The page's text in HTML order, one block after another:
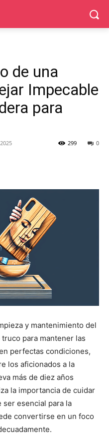
de una
Impecable
para
0
299
y mantenimiento del
para mantener las
perfectas condiciones,
los aficionados a la
más de diez años
la importancia de cuidar
ser esencial para la
convertirse en un foco